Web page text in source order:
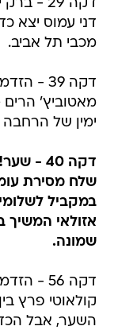
דקה 29
דני עמוס יצא
מכבי תל אביב.
דקה 39
מאטוביץ'
ימין של הרחבה
דקה
שלח מסירת
במקביל לשלומי
שמונה.
דקה 56
השער, אבל